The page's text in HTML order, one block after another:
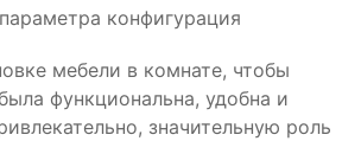
мебели в комнате, чтобы
функциональна, удобна и
значительную роль